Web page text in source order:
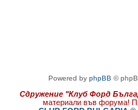
Powered by phpBB ©
Сдружение "Клуб Форд
материали във форума!